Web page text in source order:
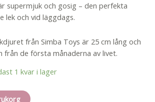
supermjuk och gosig – den perfekta
lek och vid läggdags.
från Simba Toys är 25 cm lång och
från de första månaderna av livet.
1 kvar i lager